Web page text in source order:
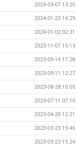
2024-03-07 13:25
2024-01-23 14:29
2024-01-02 02:31
2023-11-07 15:13
2023-09-14 17:28
2023-09-11 12:27
2023-08-28 10:05
2023-07-11 07:10
2023-04-20 12:21
2023-03-23 19:46
2023-03-23 15:24